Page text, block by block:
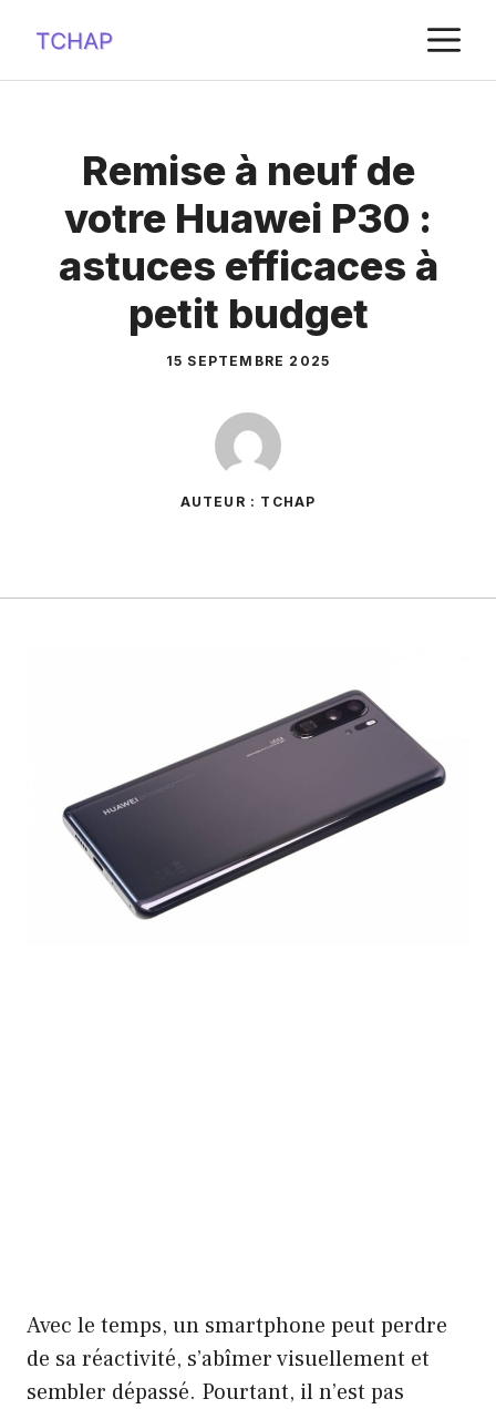
contenu
Remise à neuf de
votre Huawei P30 :
astuces efficaces à
petit budget
15 SEPTEMBRE 2025
AUTEUR : TCHAP
Avec le temps, un smartphone peut perdre
de sa réactivité, s’abîmer visuellement et
sembler dépassé. Pourtant, il n’est pas